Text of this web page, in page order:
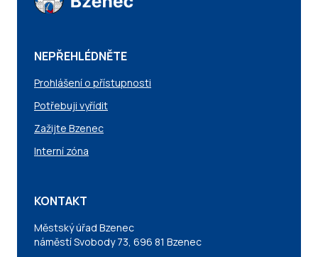
NEPŘEHLÉDNĚTE
Prohlášení o přístupnosti
Potřebuji vyřídit
Zažijte Bzenec
Interní zóna
KONTAKT
Městský úřad Bzenec
náměstí Svobody 73, 696 81 Bzenec